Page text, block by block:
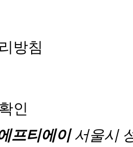
방침
인
프티에이서울시